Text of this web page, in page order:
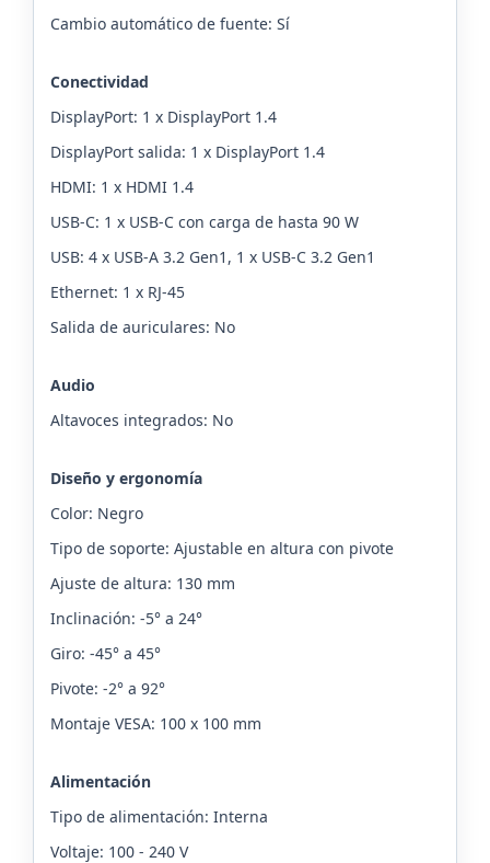
Cambio automático de fuente: Sí
Conectividad
DisplayPort: 1 x DisplayPort 1.4
DisplayPort salida: 1 x DisplayPort 1.4
HDMI: 1 x HDMI 1.4
USB-C: 1 x USB-C con carga de hasta 90 W
USB: 4 x USB-A 3.2 Gen1, 1 x USB-C 3.2 Gen1
Ethernet: 1 x RJ-45
Salida de auriculares: No
Audio
Altavoces integrados: No
Diseño y ergonomía
Color: Negro
Tipo de soporte: Ajustable en altura con pivote
Ajuste de altura: 130 mm
Inclinación: -5° a 24°
Giro: -45° a 45°
Pivote: -2° a 92°
Montaje VESA: 100 x 100 mm
Alimentación
Tipo de alimentación: Interna
Voltaje: 100 - 240 V